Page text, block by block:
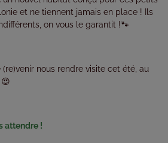
et ne tiennent jamais en place ! Ils
on vous le garantit !🐾
(re)venir nous rendre visite cet été, au
attendre !